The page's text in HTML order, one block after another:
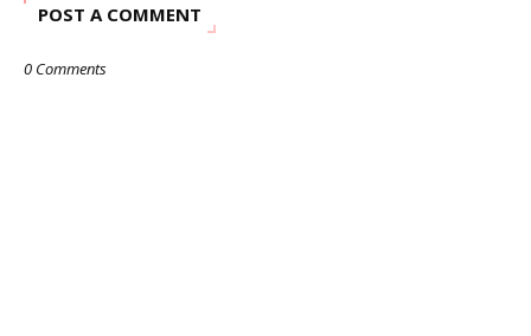
POST A COMMENT
0 Comments